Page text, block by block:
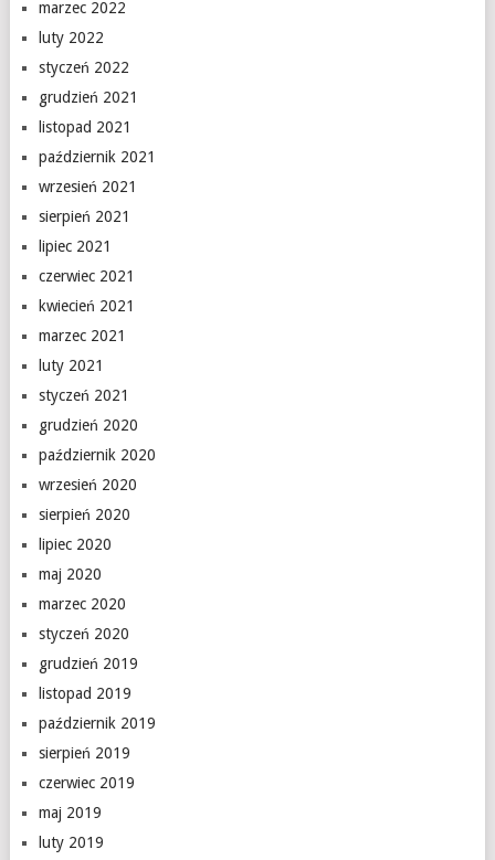
marzec 2022
luty 2022
styczeń 2022
grudzień 2021
listopad 2021
październik 2021
wrzesień 2021
sierpień 2021
lipiec 2021
czerwiec 2021
kwiecień 2021
marzec 2021
luty 2021
styczeń 2021
grudzień 2020
październik 2020
wrzesień 2020
sierpień 2020
lipiec 2020
maj 2020
marzec 2020
styczeń 2020
grudzień 2019
listopad 2019
październik 2019
sierpień 2019
czerwiec 2019
maj 2019
luty 2019